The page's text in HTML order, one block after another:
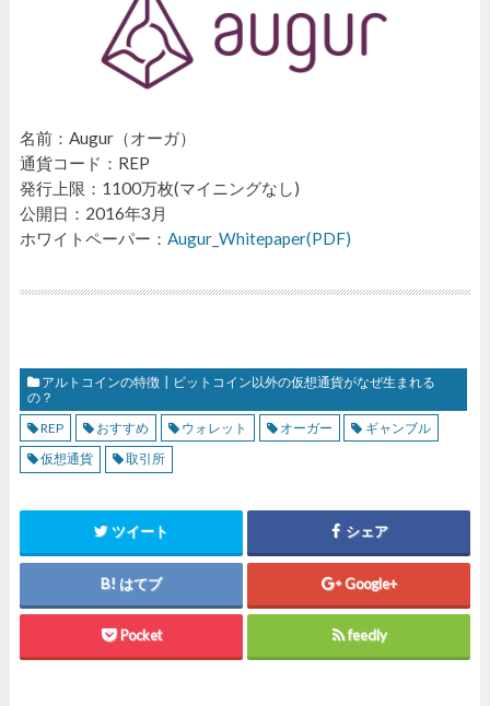
名前：Augur（オーガ）
通貨コード：REP
発行上限：1100万枚(マイニングなし)
公開日：2016年3月
ホワイトペーパー： Augur_Whitepaper(PDF)
アルトコインの特徴┃ビットコイン以外の仮想通貨がなぜ生まれる
の？
REP
おすすめ ウォレット オーガー
ギャンブル
仮想通貨
取引所
ツイート シェア
はてブ Google+
Pocket feedly